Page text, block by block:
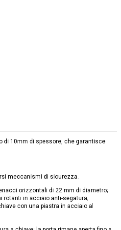
di 10mm di spessore, che garantisce
meccanismi di sicurezza.
orizzontali di 22 mm di diametro;
rotanti in acciaio anti-segatura;
con una piastra in acciaio al